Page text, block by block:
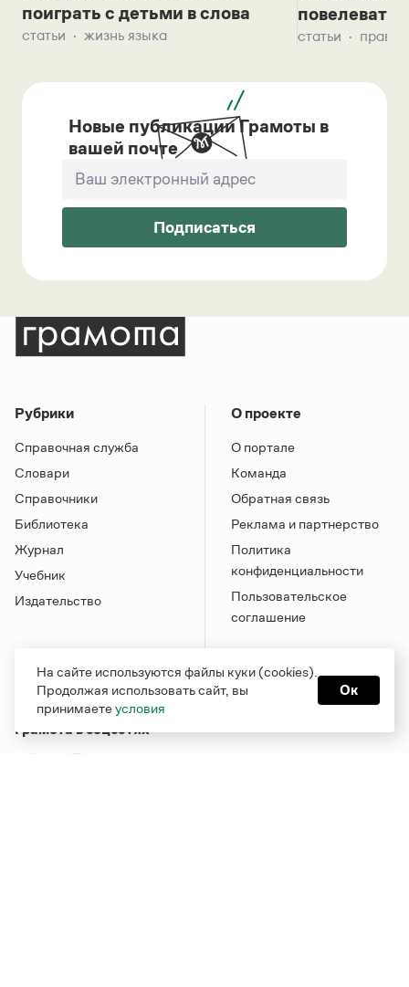
поиграть с детьми в слова
статьи жизнь языка
повелевать
статьи
Новые публикации Грамоты в
вашей почте
Подписаться
Рубрики
Справочная служба
Словари
Справочники
Библиотека
Журнал
Учебник
Издательство
О проекте
О портале
Команда
Обратная связь
Реклама и партнерство
Политика
конфиденциальности
Пользовательское
соглашение
Грамота в соцсетях
На сайте используются файлы куки (cookies).
Продолжая использовать сайт, вы
принимаетеусловия
Ок